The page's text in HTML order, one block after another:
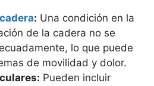
: Una condición en la
de la cadera no se
lo que puede
de movilidad y dolor.
Pueden incluir